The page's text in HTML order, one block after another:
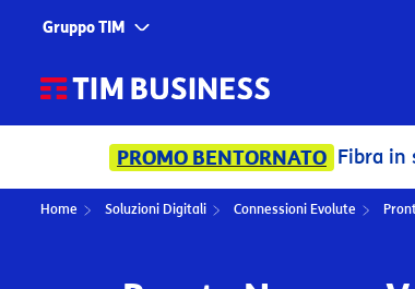
Gruppo TIM
Corporate
Fondazione TIM
Servizi
TIM Business
TIM Enterprise
BENTORNATO Fibra in sconto a 24,90€/
Home Soluzioni Digitali Connessioni Evolute
LINK